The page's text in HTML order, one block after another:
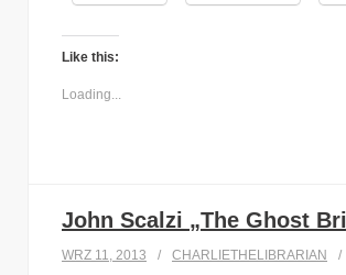
Like this:
Loading...
John Scalzi „The Ghost
WRZ 11, 2013 CHARLIETHELIBRARIAN